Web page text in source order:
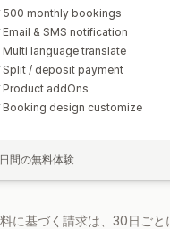
500 monthly bookings
Email & SMS notification
Multi language translate
Split / deposit payment
Product addOns
Booking design customize
間の無料体験
に基づく請求は、30日ごと